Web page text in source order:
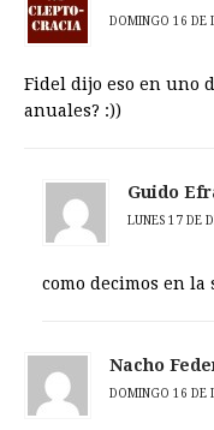
DOMINGO 16 DE
Fidel dijo eso en uno
anuales? :))
Guido
LUNES 17 DE
como decimos en la
Nacho
DOMINGO 16 DE